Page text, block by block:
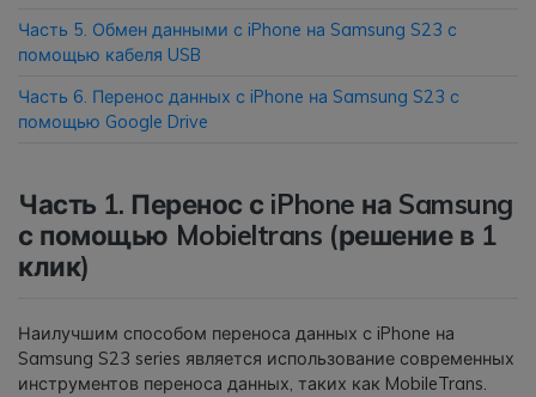
Часть 5. Обмен данными с iPhone на Samsung S23 с
помощью кабеля USB
Часть 6. Перенос данных с iPhone на Samsung S23 с
помощью Google Drive
Часть 1. Перенос с iPhone на Samsung
с помощью Mobieltrans (решение в 1
клик)
Наилучшим способом переноса данных с iPhone на
Samsung S23 series является использование современных
инструментов переноса данных, таких как MobileTrans.